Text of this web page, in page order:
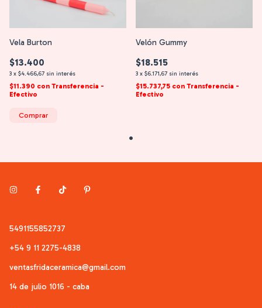
Vela Burton
$13.400
3 x $4.466,67 sin interés
$11.390 con Transferencia -
Efectivo
Comprar
Velón Gummy
$18.515
3 x $6.171,67 sin interés
$15.737,75 con Transferencia -
Efectivo
5491155852737
+54 9 11 2275-4838
ventasfridaceramica@gmail.com
14 de julio 1016 - caba